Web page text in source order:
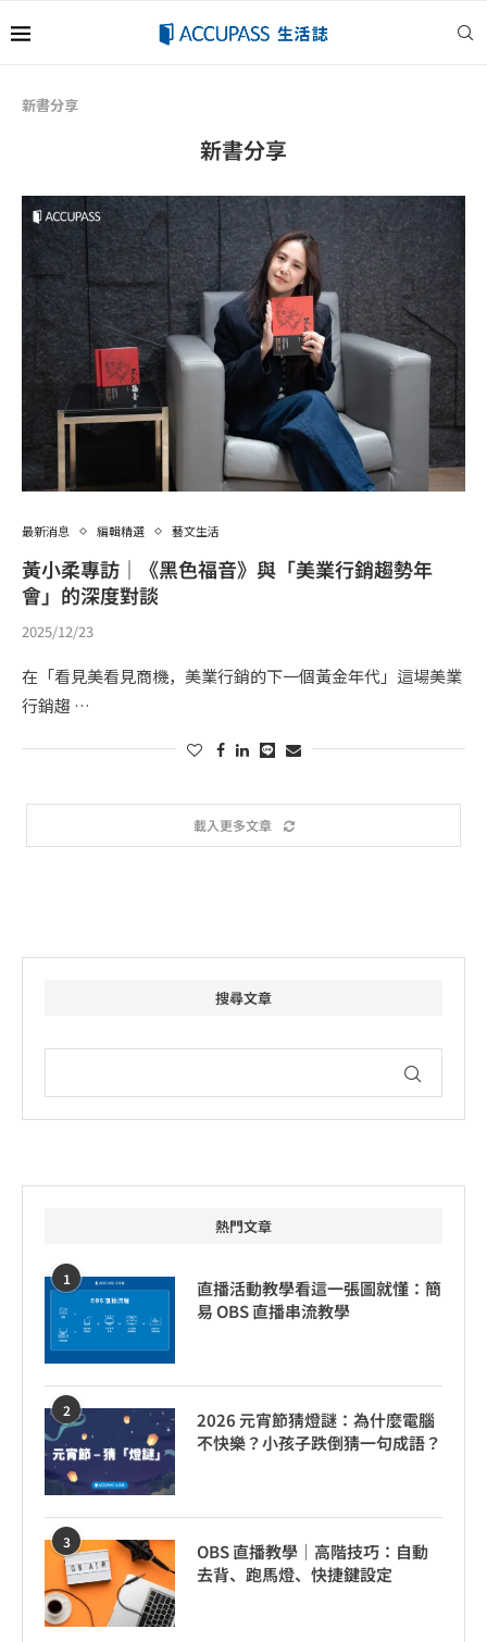
新書分享
新書分享
最新消息 編輯精選 藝文生活
黃小柔專訪｜《黑色福音》與「美業行銷趨勢年
會」的深度對談
2025/12/23
在「看見美看見商機，美業行銷的下一個黃金年代」這場美業
行銷趨 …
載入更多文章
搜尋文章
熱門文章
1
直播活動教學看這一張圖就懂：簡
易 OBS 直播串流教學
2
2026 元宵節猜燈謎：為什麼電腦
不快樂？小孩子跌倒猜一句成語？
3
OBS 直播教學｜高階技巧：自動
去背、跑馬燈、快捷鍵設定